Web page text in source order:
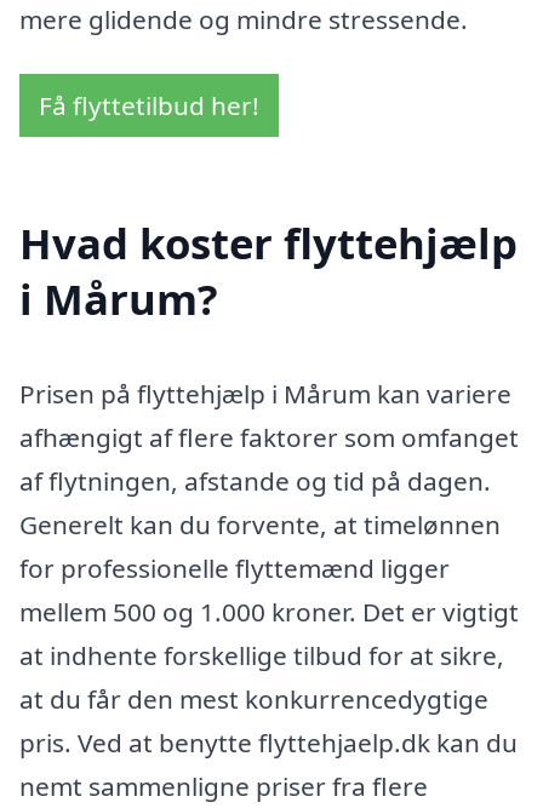
mere glidende og mindre stressende.
Få flyttetilbud her!
Hvad koster flyttehjælp
i Mårum?
Prisen på flyttehjælp i Mårum kan variere
afhængigt af flere faktorer som omfanget
af flytningen, afstande og tid på dagen.
Generelt kan du forvente, at timelønnen
for professionelle flyttemænd ligger
mellem 500 og 1.000 kroner. Det er vigtigt
at indhente forskellige tilbud for at sikre,
at du får den mest konkurrencedygtige
pris. Ved at benytte flyttehjaelp.dk kan du
nemt sammenligne priser fra flere